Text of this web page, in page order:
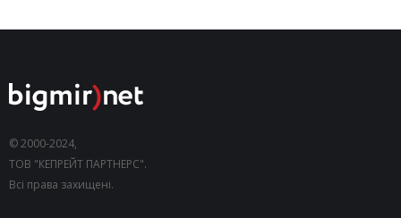
© 2000-2024,
ТОВ "КЕПРЕЙТ ПАРТНЕРС".
Всі права захищені.